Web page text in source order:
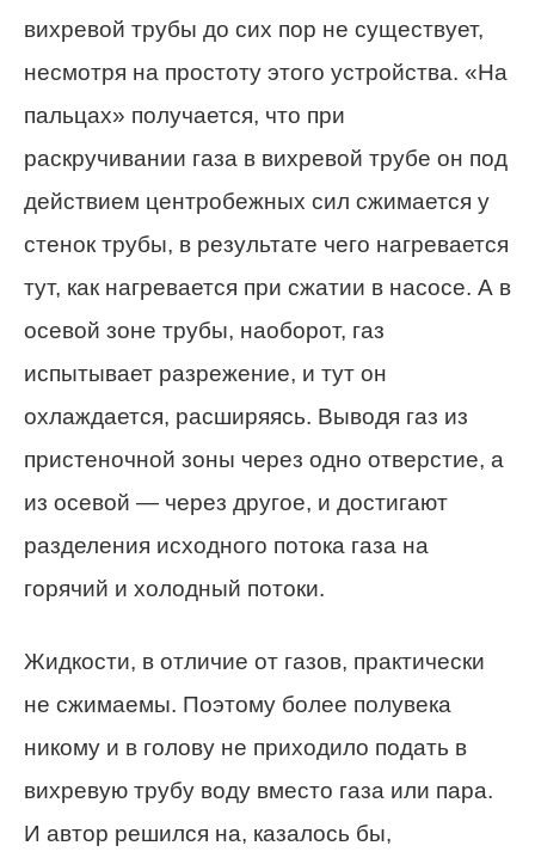
вихревой трубы до сих пор не существует,
несмотря на простоту этого устройства. «На
пальцах» получается, что при
раскручивании газа в вихревой трубе он под
действием центробежных сил сжимается у
стенок трубы, в результате чего нагревается
тут, как нагревается при сжатии в насосе. А в
осевой зоне трубы, наоборот, газ
испытывает разрежение, и тут он
охлаждается, расширяясь. Выводя газ из
пристеночной зоны через одно отверстие, а
из осевой — через другое, и достигают
разделения исходного потока газа на
горячий и холодный потоки.
Жидкости, в отличие от газов, практически
не сжимаемы. Поэтому более полувека
никому и в голову не приходило подать в
вихревую трубу воду вместо газа или пара.
И автор решился на, казалось бы,